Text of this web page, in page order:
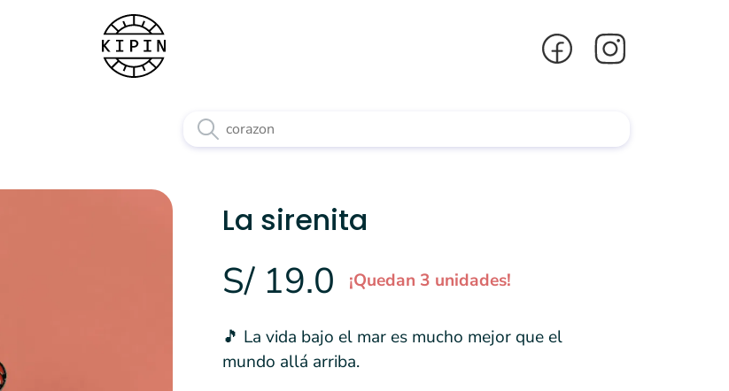
La sirenita
S/ 19.0 ¡Quedan 3 unidades!
🎵 La vida bajo el mar es mucho mejor que el
mundo allá arriba.